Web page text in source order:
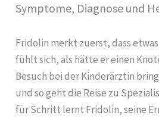
Symptome, Diagnose und
Fridolin merkt zuerst, dass
fühlt sich, als hätte er einen
Besuch bei der Kinderärztin
und so geht die Reise zu
für Schritt lernt Fridolin, seine